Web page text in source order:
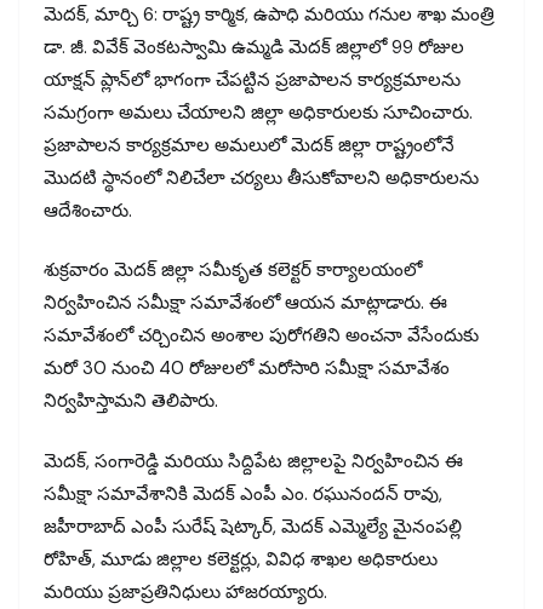
మెదక్, మార్చి 6: రాష్ట్ర కార్మిక, ఉపాధి మరియు గనుల శాఖ మంత్రి
డా. జీ. వివేక్ వెంకటస్వామి ఉమ్మడి మెదక్ జిల్లాలో 99 రోజుల
యాక్షన్ ప్లాన్‌లో భాగంగా చేపట్టిన ప్రజాపాలన కార్యక్రమాలను
సమగ్రంగా అమలు చేయాలని జిల్లా అధికారులకు సూచించారు.
ప్రజాపాలన కార్యక్రమాల అమలులో మెదక్ జిల్లా రాష్ట్రంలోనే
మొదటి స్థానంలో నిలిచేలా చర్యలు తీసుకోవాలని అధికారులను
ఆదేశించారు.
శుక్రవారం మెదక్ జిల్లా సమీకృత కలెక్టర్ కార్యాలయంలో
నిర్వహించిన సమీక్షా సమావేశంలో ఆయన మాట్లాడారు. ఈ
సమావేశంలో చర్చించిన అంశాల పురోగతిని అంచనా వేసేందుకు
మరో 30 నుంచి 40 రోజులలో మరోసారి సమీక్షా సమావేశం
నిర్వహిస్తామని తెలిపారు.
మెదక్, సంగారెడ్డి మరియు సిద్దిపేట జిల్లాలపై నిర్వహించిన ఈ
సమీక్షా సమావేశానికి మెదక్ ఎంపీ ఎం. రఘునందన్ రావు,
జహీరాబాద్ ఎంపీ సురేష్ షెట్కార్, మెదక్ ఎమ్మెల్యే మైనంపల్లి
రోహిత్, మూడు జిల్లాల కలెక్టర్లు, వివిధ శాఖల అధికారులు
మరియు ప్రజాప్రతినిధులు హాజరయ్యారు.